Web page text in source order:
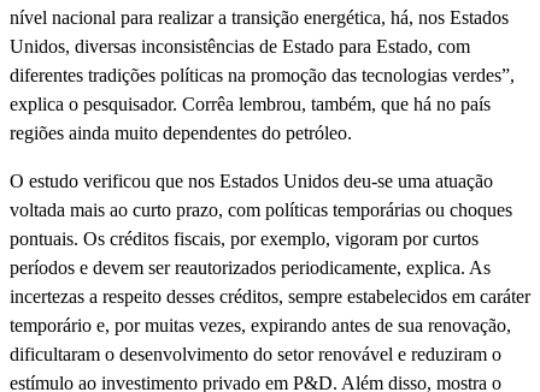
nível nacional para realizar a transição energética, há, nos Estados
Unidos, diversas inconsistências de Estado para Estado, com
diferentes tradições políticas na promoção das tecnologias verdes”,
explica o pesquisador. Corrêa lembrou, também, que há no país
regiões ainda muito dependentes do petróleo.
O estudo verificou que nos Estados Unidos deu-se uma atuação
voltada mais ao curto prazo, com políticas temporárias ou choques
pontuais. Os créditos fiscais, por exemplo, vigoram por curtos
períodos e devem ser reautorizados periodicamente, explica. As
incertezas a respeito desses créditos, sempre estabelecidos em caráter
temporário e, por muitas vezes, expirando antes de sua renovação,
dificultaram o desenvolvimento do setor renovável e reduziram o
estímulo ao investimento privado em P&D. Além disso, mostra o